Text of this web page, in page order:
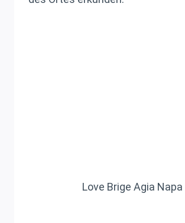
Love Brige Agia Napa